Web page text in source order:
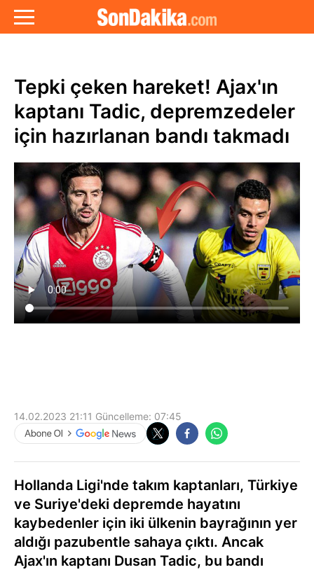
Tepki çeken hareket! Ajax'ın
kaptanı Tadic, depremzedeler
için hazırlanan bandı takmadı
14.02.2023 21:11 Güncelleme: 07:45
Hollanda Ligi'nde takım kaptanları, Türkiye
ve Suriye'deki depremde hayatını
kaybedenler için iki ülkenin bayrağının yer
aldığı pazubentle sahaya çıktı. Ancak
Ajax'ın kaptanı Dusan Tadic, bu bandı